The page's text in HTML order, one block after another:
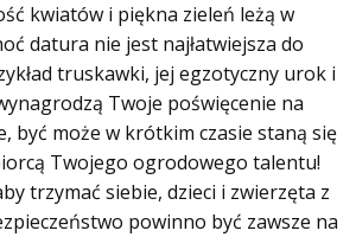
kwiatów i piękna zieleń leżą w
datura nie jest najłatwiejsza do
truskawki, jej egzotyczny urok i
Twoje poświęcenie na
być może w krótkim czasie staną się
Twojego ogrodowego talentu!
trzymać siebie, dzieci i zwierzęta z
powinno być zawsze na